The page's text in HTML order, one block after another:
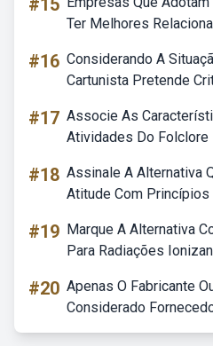
#15
Ter Melhores
#16 Considerando A
Cartunista Pretende
#17 Associe As
Atividades Do Folclore
#18 Assinale A Alternativa
Atitude Com
#19 Marque A Alternativa
Para Radiações
#20 Apenas O Fabricante
Considerado